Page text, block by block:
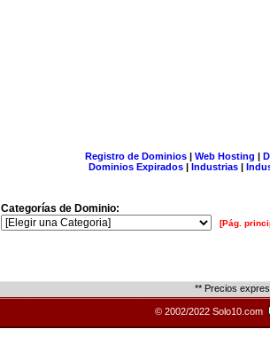
Registro de Dominios| Web Hosting |
Dominios Expirados | Industrias |
Categorías de Dominio:
[Pág.
** Precios
© 2002/2022 Solo10.com